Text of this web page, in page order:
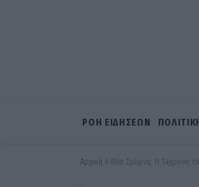
ΡΟΗ ΕΙΔΗΣΕΩΝ
Αρχική » Νέα Σμύρνη: Η 14χρονη